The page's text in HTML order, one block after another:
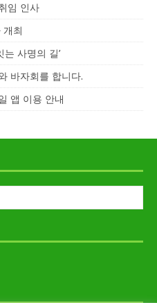
임 인사
최
사명의 길’
바자회를 합니다.
앱 이용 안내